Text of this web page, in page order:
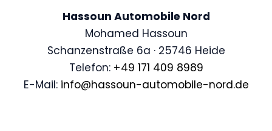
Hassoun Automobile Nord
Mohamed Hassoun
Schanzenstraße 6a · 25746 Heide
Telefon: +49 171 409 8989
E-Mail: info@hassoun-automobile-nord.de